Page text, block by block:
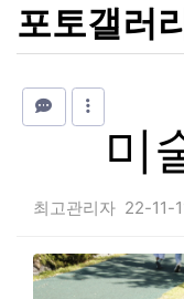
포토갤러
미
최고관리자 22-11-
본문